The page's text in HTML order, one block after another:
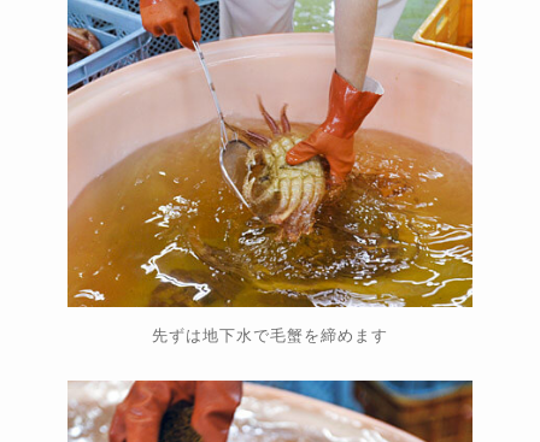
先ずは地下水で毛蟹を締めます